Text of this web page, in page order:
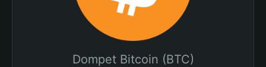
Dompet Bitcoin (BTC)